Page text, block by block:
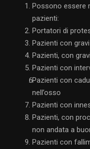
Possono essere
pazienti:
Portatori di
Pazienti con
Pazienti, con
Pazienti con
Pazienti con
nell’osso
Pazienti con
Pazienti, con
non andata a
Pazienti con